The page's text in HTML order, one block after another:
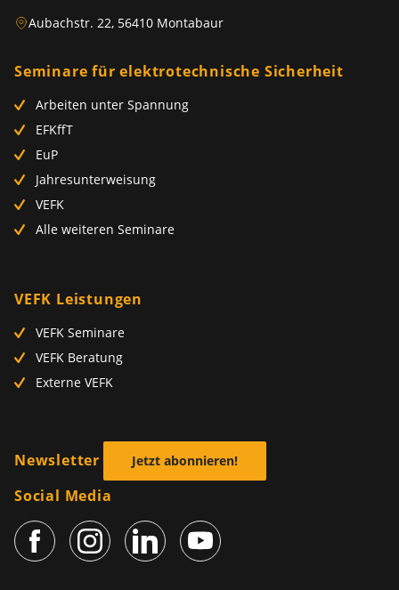
Aubachstr. 22, 56410 Montabaur
Seminare für elektrotechnische Sicherheit
Arbeiten unter Spannung
EFKffT
EuP
Jahresunterweisung
VEFK
Alle weiteren Seminare
VEFK Leistungen
VEFK Seminare
VEFK Beratung
Externe VEFK
Newsletter Jetzt abonnieren!
Social Media